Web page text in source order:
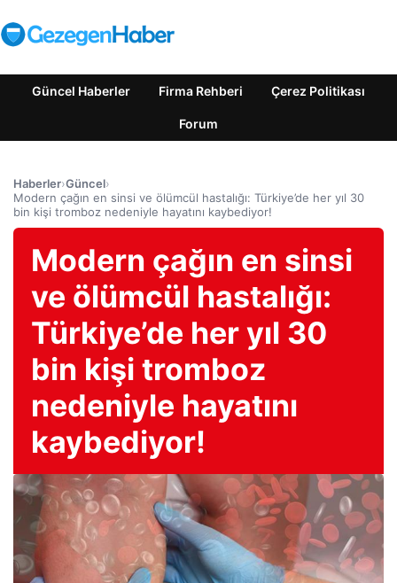
Güncel Haberler Firma Rehberi Çerez Politikası
Forum
Haberler›Güncel›
Modern çağın en sinsi ve ölümcül hastalığı: Türkiye’de her yıl 30
bin kişi tromboz nedeniyle hayatını kaybediyor!
Modern çağın en sinsi
ve ölümcül hastalığı:
Türkiye’de her yıl 30
bin kişi tromboz
nedeniyle hayatını
kaybediyor!